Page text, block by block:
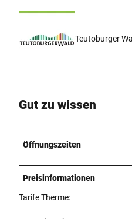
Teutoburger
Gut zu wissen
Öffnungszeiten
Preisinformationen
Tarife Therme: